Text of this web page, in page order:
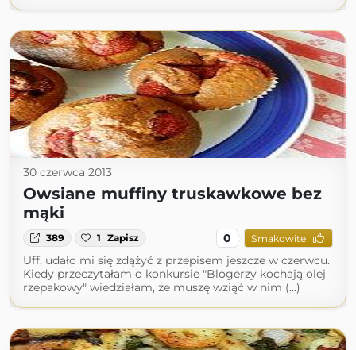
30 czerwca 2013
Owsiane muffiny truskawkowe bez
mąki
389 1 Zapisz 0 Smakowite
Uff, udało mi się zdążyć z przepisem jeszcze w czerwcu.
Kiedy przeczytałam o konkursie "Blogerzy kochają olej
rzepakowy" wiedziałam, że muszę wziąć w nim (...)